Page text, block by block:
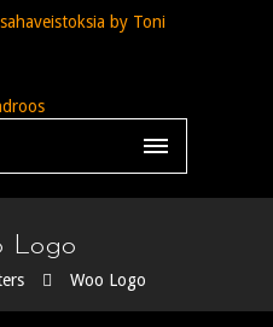
Logo
Woo Logo